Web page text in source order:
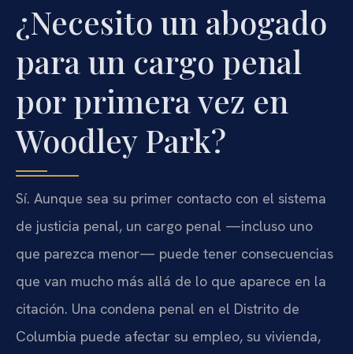
¿Necesito un abogado
para un cargo penal
por primera vez en
Woodley Park?
Sí. Aunque sea su primer contacto con el sistema
de justicia penal, un cargo penal —incluso uno
que parezca menor— puede tener consecuencias
que van mucho más allá de lo que aparece en la
citación. Una condena penal en el Distrito de
Columbia puede afectar su empleo, su vivienda,